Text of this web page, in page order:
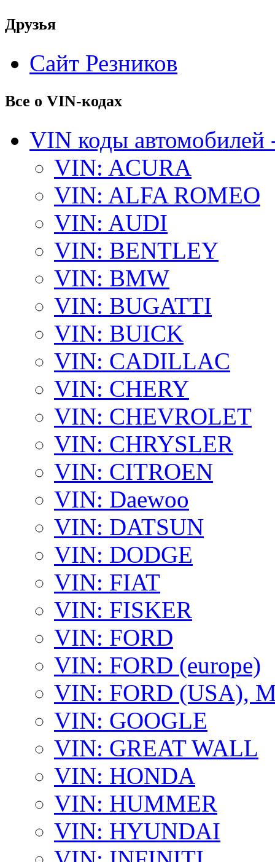
Друзья
Сайт Резников
Все о VIN-кодах
VIN коды автомобилей
VIN: ACURA
VIN: ALFA ROMEO
VIN: AUDI
VIN: BENTLEY
VIN: BMW
VIN: BUGATTI
VIN: BUICK
VIN: CADILLAC
VIN: CHERY
VIN: CHEVROLET
VIN: CHRYSLER
VIN: CITROEN
VIN: Daewoo
VIN: DATSUN
VIN: DODGE
VIN: FIAT
VIN: FISKER
VIN: FORD
VIN: FORD (europe)
VIN: FORD (USA),
VIN: GOOGLE
VIN: GREAT WALL
VIN: HONDA
VIN: HUMMER
VIN: HYUNDAI